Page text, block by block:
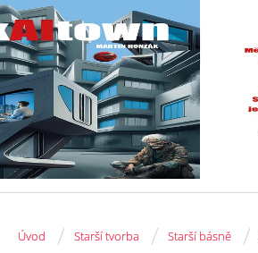
Úvod / Starší tvorba / Starší básně /